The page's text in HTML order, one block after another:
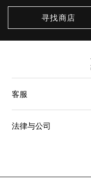
寻找商店
客服
法律与公司